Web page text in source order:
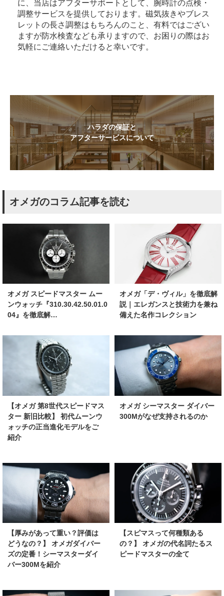
に、当店はアフターサポートとして、腕時計の点検・
調整サービスを提供しております。磁気抜きやブレス
レットの長さ調整はもちろんのこと、有料ではござい
ますが防水検査なども承りますので、お困りの際はお
気軽にご連絡いただけると幸いです。
ハラダの保証と
アフターサービスについて
オメガのコラム記事を読む
オメガ スピードマスター ムー
ンウォッチ『310.30.42.50.01.0
04』を徹底解…
オメガ「デ・ヴィル」を徹底解
説｜エレガンスと技術力を兼ね
備えた名作コレクション
【オメガ 第8世代スピードマス
ター 新旧比較】 初代ムーンウ
ォッチの正当進化モデルをご
紹介
オメガ シーマスター ダイバー
300Mがなぜ支持されるのか
【厚みがあって重い？評価は
どうなの？】 オメガダイバー
ズの定番！シーマスターダイ
バー300Mを紹介
【スピマスって何種類ある
の？】 オメガの代名詞たるス
ピードマスターの全て